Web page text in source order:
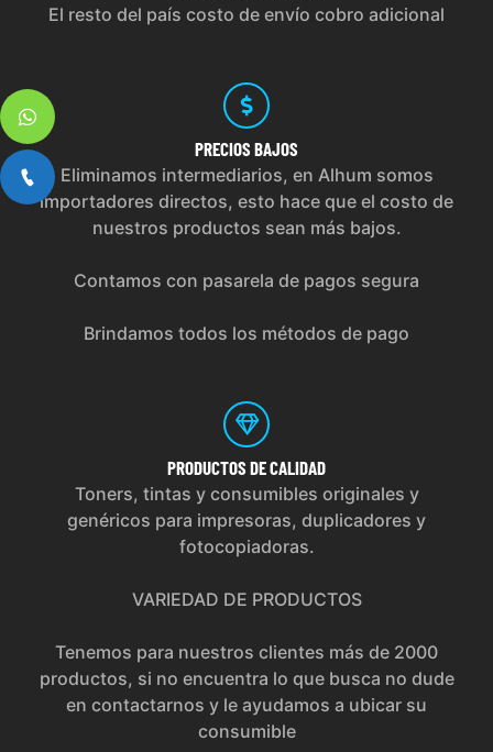
El resto del país costo de envío cobro adicional
PRECIOS BAJOS
Eliminamos intermediarios, en Alhum somos
importadores directos, esto hace que el costo de
nuestros productos sean más bajos.
Contamos con pasarela de pagos segura
Brindamos todos los métodos de pago
PRODUCTOS DE CALIDAD
Toners, tintas y consumibles originales y
genéricos para impresoras, duplicadores y
fotocopiadoras.
VARIEDAD DE PRODUCTOS
Tenemos para nuestros clientes más de 2000
productos, si no encuentra lo que busca no dude
en contactarnos y le ayudamos a ubicar su
consumible